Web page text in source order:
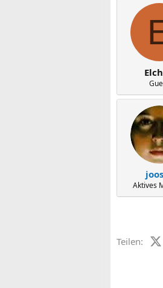
Aktives
Teilen: